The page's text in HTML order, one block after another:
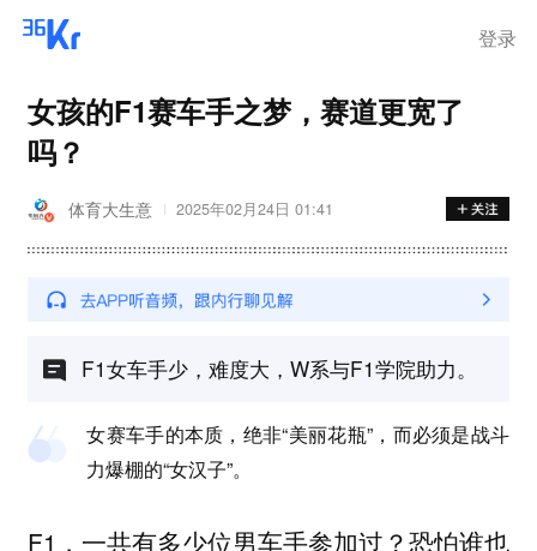
登录
女孩的F1赛车手之梦，赛道更宽了
吗？
体育大生意 2025年02月24日 01:41
F1女车手少，难度大，W系与F1学院助力。
女赛车手的本质，绝非“美丽花瓶”，而必须是战斗
力爆棚的“女汉子”。
F1，一共有多少位男车手参加过？恐怕谁也